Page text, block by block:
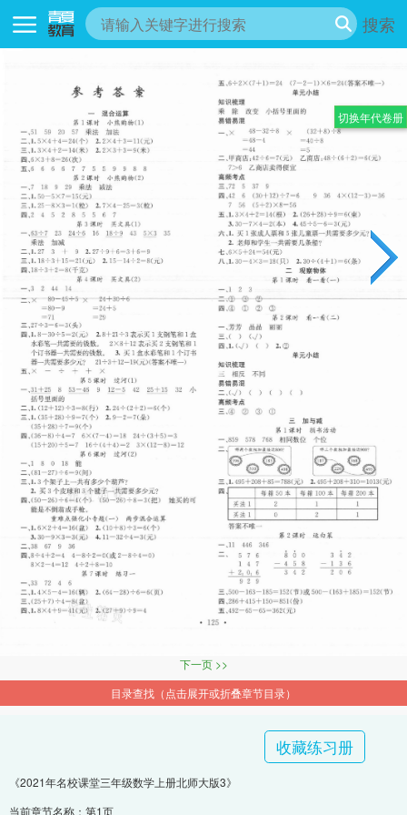
搜索
下一页 >>
目录查找（点击展开或折叠章节目录）
收藏练习册
《2021年名校课堂三年级数学上册北师大版3》
当前章节名称：第1页
切换年代卷册